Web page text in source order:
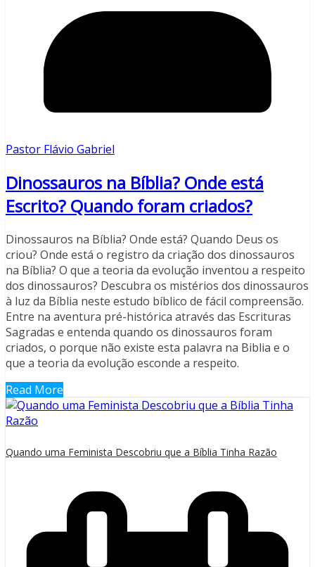
Pastor Flávio Gabriel
Dinossauros na Bíblia? Onde está
Escrito? Quando foram criados?
Dinossauros na Bíblia? Onde está? Quando Deus os
criou? Onde está o registro da criação dos dinossauros
na Bíblia? O que a teoria da evolução inventou a respeito
dos dinossauros? Descubra os mistérios dos dinossauros
à luz da Bíblia neste estudo bíblico de fácil compreensão.
Entre na aventura pré-histórica através das Escrituras
Sagradas e entenda quando os dinossauros foram
criados, o porque não existe esta palavra na Biblia e o
que a teoria da evolução esconde a respeito.
Read More
Quando uma Feminista Descobriu que a Bíblia Tinha Razão